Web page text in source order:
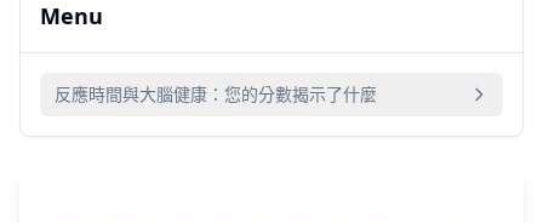
Menu
反應時間與大腦健康：您的分數揭示了什麼